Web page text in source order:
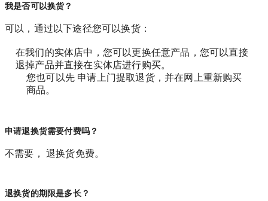
我是否可以换货？
可以，通过以下途径您可以换货：
在我们的实体店中，您可以更换任意产品，您可以直接
退掉产品并直接在实体店进行购买。
您也可以先 申请上门提取退货，并在网上重新购买
商品。
申请退换货需要付费吗？
不需要， 退换货免费。
退换货的期限是多长？